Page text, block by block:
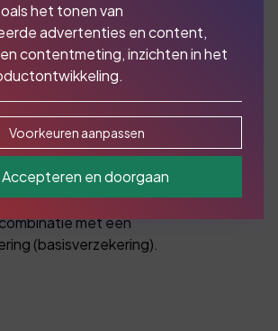
alleen de echte
risico’s
zijn ook uw
verzekerd. U kunt kiezen uit
Zo zit er altijd wel 1
Goed om te weten: een
kunt u het beste
met een
(basisverzekering).
het tonen van
advertenties en content,
contentmeting, inzichten in het
Voorkeuren aanpassen
en doorgaan